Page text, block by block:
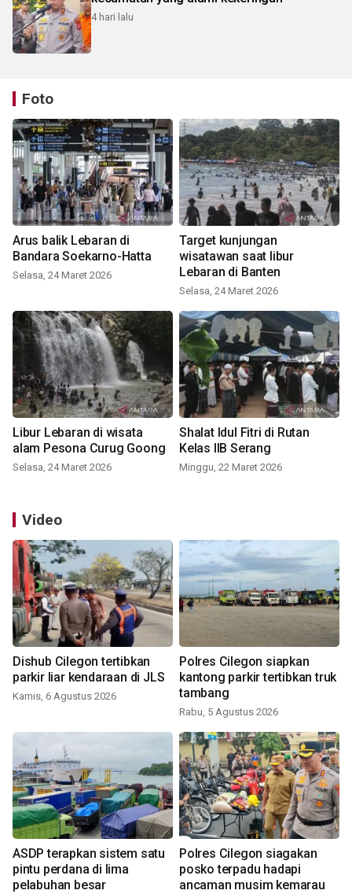
4 hari lalu
Foto
Arus balik Lebaran di
Bandara Soekarno-Hatta
Selasa, 24 Maret 2026
Target kunjungan
wisatawan saat libur
Lebaran di Banten
Selasa, 24 Maret 2026
Libur Lebaran di wisata
alam Pesona Curug Goong
Selasa, 24 Maret 2026
Shalat Idul Fitri di Rutan
Kelas IIB Serang
Minggu, 22 Maret 2026
Video
Dishub Cilegon tertibkan
parkir liar kendaraan di JLS
Kamis, 6 Agustus 2026
Polres Cilegon siapkan
kantong parkir tertibkan truk
tambang
Rabu, 5 Agustus 2026
ASDP terapkan sistem satu
pintu perdana di lima
pelabuhan besar
Polres Cilegon siagakan
posko terpadu hadapi
ancaman musim kemarau